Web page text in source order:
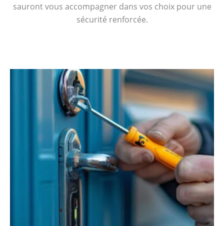
sauront vous accompagner dans vos choix pour une
sécurité renforcée.